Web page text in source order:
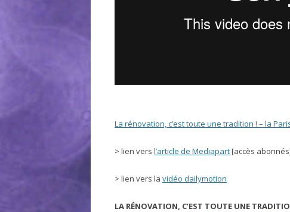
La rénovation, c’est toute une tradition ! – la
> lien vers l’article de Mediapart[accès
> lien vers la vidéo dailymotion
LA RÉNOVATION, C’EST TOUTE UNE